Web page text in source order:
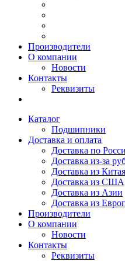
Производители
О компании
Новости
Контакты
Реквизиты
Каталог
Подшипники
Доставка и оплата
Доставка по
Доставка из-за
Доставка из Китая
Доставка из США
Доставка из Азии
Доставка из
Производители
О компании
Новости
Контакты
Реквизиты